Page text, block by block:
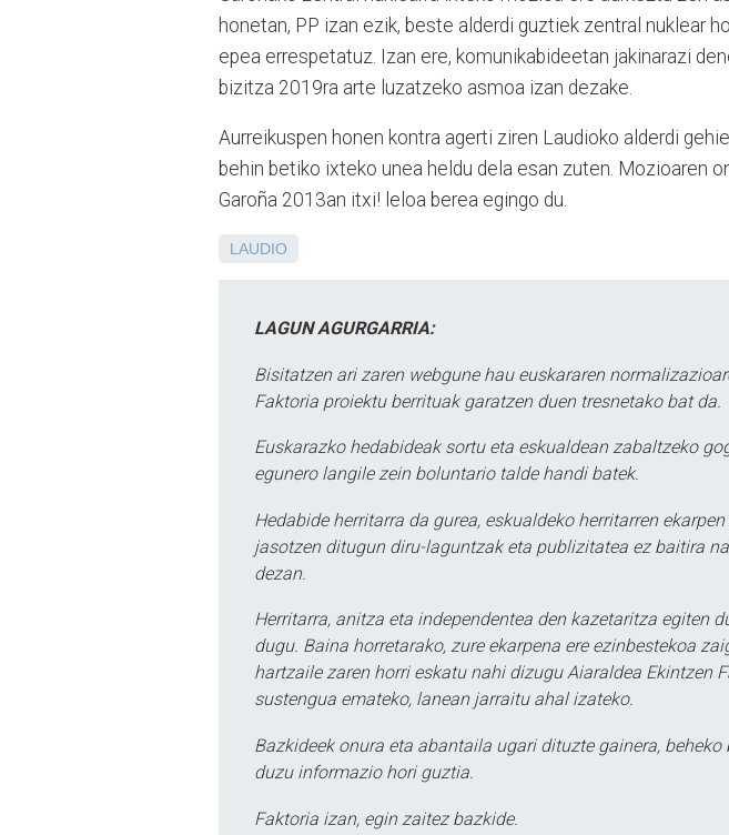
honetan, PP izan ezik, beste alderdi guztiek zentral nuklear
epea errespetatuz. Izan ere, komunikabideetan jakinarazi
bizitza 2019ra arte luzatzeko asmoa izan dezake.
Aurreikuspen honen kontra agerti ziren Laudioko alderdi
behin betiko ixteko unea heldu dela esan zuten. Mozioaren
Garoña 2013an itxi! leloa berea egingo du.
LAUDIO
LAGUN AGURGARRIA:
Bisitatzen ari zaren webgune hau euskararen
Faktoria proiektu berrituak garatzen duen tresnetako bat da.
Euskarazko hedabideak sortu eta eskualdean zabaltzeko
egunero langile zein boluntario talde handi batek.
Hedabide herritarra da gurea, eskualdeko herritarren
jasotzen ditugun diru-laguntzak eta publizitatea ez baitira
dezan.
Herritarra, anitza eta independentea den kazetaritza egiten
dugu. Baina horretarako, zure ekarpena ere ezinbestekoa
hartzaile zaren horri eskatu nahi dizugu Aiaraldea Ekintzen
sustengua emateko, lanean jarraitu ahal izateko.
Bazkideek onura eta abantaila ugari dituzte gainera,
duzu informazio hori guztia.
Faktoria izan, egin zaitez bazkide.